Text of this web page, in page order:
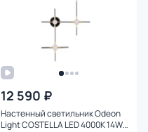
12 590 ₽
Настенный светильник Odeon
Light COSTELLA LED 4000K 14W